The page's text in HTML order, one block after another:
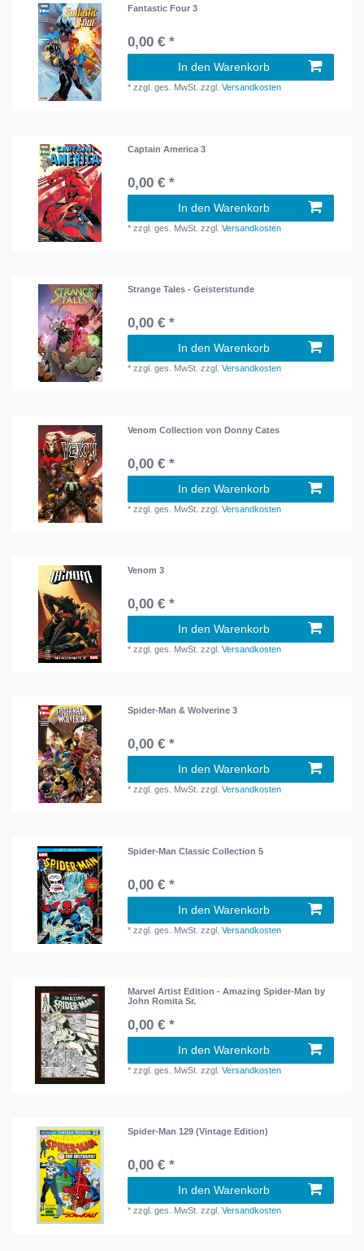
Fantastic Four 3
0,00 € *
In den Warenkorb
*zzgl. ges. MwSt. zzgl.Versandkosten
Captain America 3
0,00 € *
In den Warenkorb
*zzgl. ges. MwSt. zzgl.Versandkosten
Strange Tales - Geisterstunde
0,00 € *
In den Warenkorb
*zzgl. ges. MwSt. zzgl.Versandkosten
Venom Collection von Donny Cates
0,00 € *
In den Warenkorb
*zzgl. ges. MwSt. zzgl.Versandkosten
Venom 3
0,00 € *
In den Warenkorb
*zzgl. ges. MwSt. zzgl.Versandkosten
Spider-Man & Wolverine 3
0,00 € *
In den Warenkorb
*zzgl. ges. MwSt. zzgl.Versandkosten
Spider-Man Classic Collection 5
0,00 € *
In den Warenkorb
*zzgl. ges. MwSt. zzgl.Versandkosten
Marvel Artist Edition - Amazing Spider-Man by
John Romita Sr.
0,00 € *
In den Warenkorb
*zzgl. ges. MwSt. zzgl.Versandkosten
Spider-Man 129 (Vintage Edition)
0,00 € *
In den Warenkorb
*zzgl. ges. MwSt. zzgl.Versandkosten